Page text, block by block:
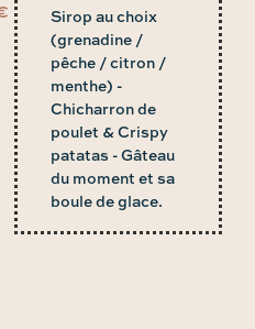
Sirop au choix
(grenadine /
pêche / citron /
menthe) -
Chicharron de
poulet & Crispy
patatas - Gâteau
du moment et sa
boule de glace.